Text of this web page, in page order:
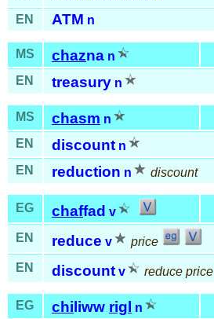
EN
ATM n
MS chazna n
EN treasury n
MS chasm n
EN discount n
EN
reduction n discount
EG chaffad v
EN reduce v
price
EN
discount v reduce price
EG chi liww rigl n